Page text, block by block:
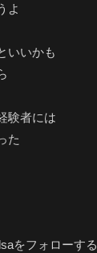
よ
いいかも
験者には
た
をフォローする